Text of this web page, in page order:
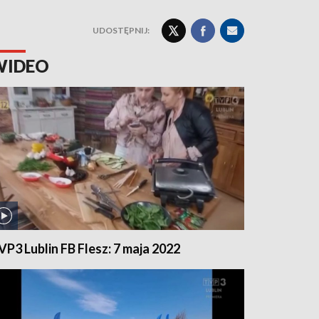
UDOSTĘPNIJ:
Lublin FB Flesz: 7 maja 2022